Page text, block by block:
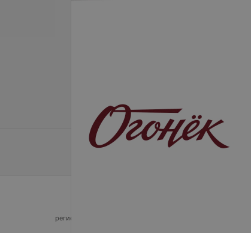
регистрирующий орган - Минский горисполком